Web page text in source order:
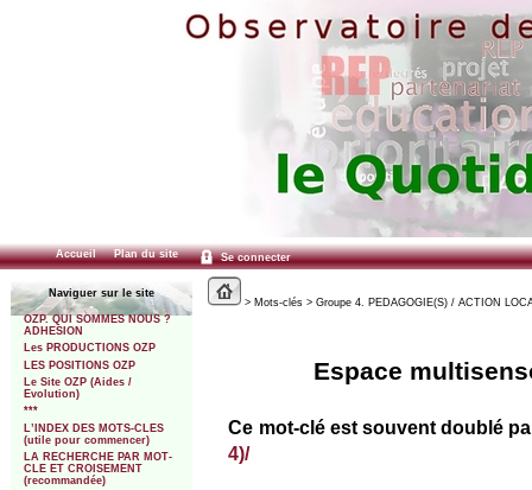
Accueil Plan du site Se connecter
Naviguer sur le site
OZP. QUI SOMMES NOUS ?
ADHESION
Les PRODUCTIONS OZP
LES POSITIONS OZP
Le Site OZP (Aides /
Evolution)
***
L’INDEX DES MOTS-CLES
(utile pour commencer)
LA RECHERCHE PAR MOT-
CLE ET CROISEMENT
(recommandée)
> Mots-clés > Groupe 4. PEDAGOGIE(S) / ACTION
Espace
Ce mot-clé est souvent doublé
4)/